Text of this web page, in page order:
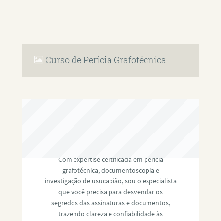
Curso de Perícia Grafotécnica
Com expertise certificada em perícia
grafotécnica, documentoscopia e
investigação de usucapião, sou o especialista
que você precisa para desvendar os
segredos das assinaturas e documentos,
trazendo clareza e confiabilidade às